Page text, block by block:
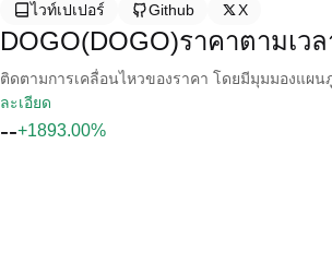
ไวท์เปเปอร์
Github X
DOGO(DOGO)ราคาตามเวล
ติดตามการเคลื่อนไหวของราคา โดยมีมุมมองแผ
ละเอียด
--+1893.00%